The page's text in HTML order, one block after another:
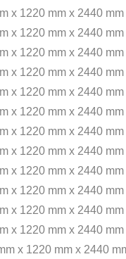
x 1220 mm x 2440 mm
x 1220 mm x 2440 mm
x 1220 mm x 2440 mm
x 1220 mm x 2440 mm
x 1220 mm x 2440 mm
x 1220 mm x 2440 mm
x 1220 mm x 2440 mm
x 1220 mm x 2440 mm
x 1220 mm x 2440 mm
x 1220 mm x 2440 mm
x 1220 mm x 2440 mm
x 1220 mm x 2440 mm
x 1220 mm x 2440